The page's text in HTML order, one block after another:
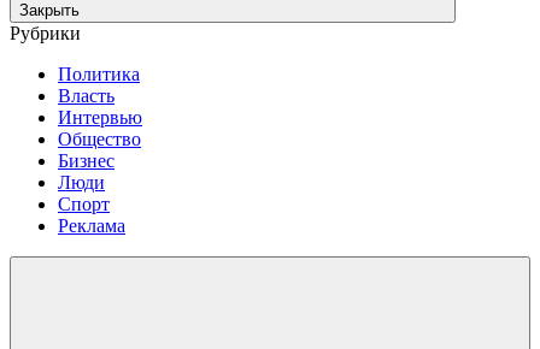
Закрыть
Рубрики
Политика
Власть
Интервью
Общество
Бизнес
Люди
Спорт
Реклама